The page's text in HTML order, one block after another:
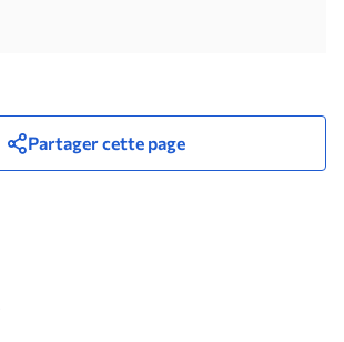
Partager cette page